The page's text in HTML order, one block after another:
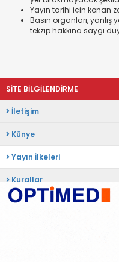
Yayın tarihi için konan
Basın organları,
tekzip hakkına saygı
SİTE BİLGİLENDİRME
İletişim
Künye
Yayın İlkeleri
Kurallar
Gizlilik